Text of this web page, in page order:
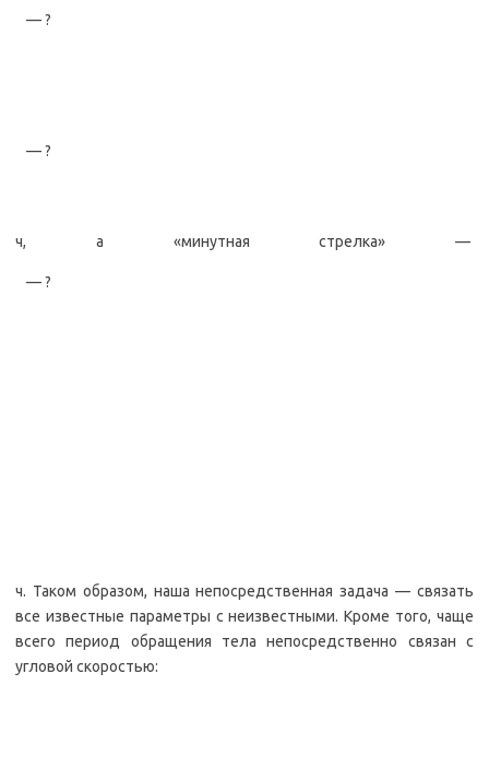
— ?
— ?
— ?
ч, а «минутная стрелка» —
ч. Таком образом, наша непосредственная задача — связать
все известные параметры с неизвестными. Кроме того, чаще
всего период обращения тела непосредственно связан с
угловой скоростью: